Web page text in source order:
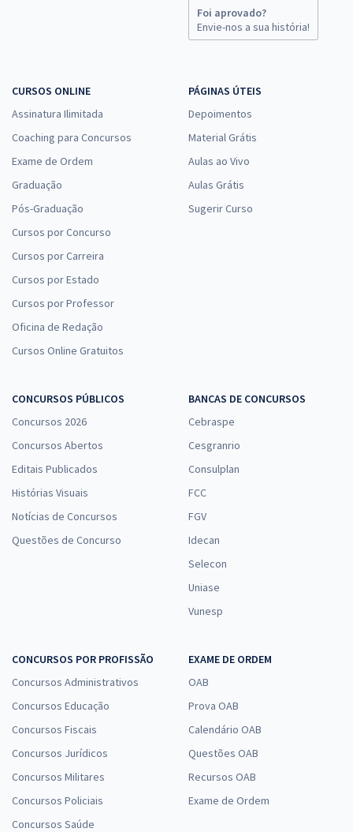
Foi aprovado?
Envie-nos a sua história!
CURSOS ONLINE
Assinatura Ilimitada
Coaching para Concursos
Exame de Ordem
Graduação
Pós-Graduação
Cursos por Concurso
Cursos por Carreira
Cursos por Estado
Cursos por Professor
Oficina de Redação
Cursos Online Gratuitos
PÁGINAS ÚTEIS
Depoimentos
Material Grátis
Aulas ao Vivo
Aulas Grátis
Sugerir Curso
CONCURSOS PÚBLICOS
Concursos 2026
Concursos Abertos
Editais Publicados
Histórias Visuais
Notícias de Concursos
Questões de Concurso
BANCAS DE CONCURSOS
Cebraspe
Cesgranrio
Consulplan
FCC
FGV
Idecan
Selecon
Uniase
Vunesp
CONCURSOS POR PROFISSÃO
Concursos Administrativos
Concursos Educação
Concursos Fiscais
Concursos Jurídicos
Concursos Militares
Concursos Policiais
Concursos Saúde
EXAME DE ORDEM
OAB
Prova OAB
Calendário OAB
Questões OAB
Recursos OAB
Exame de Ordem